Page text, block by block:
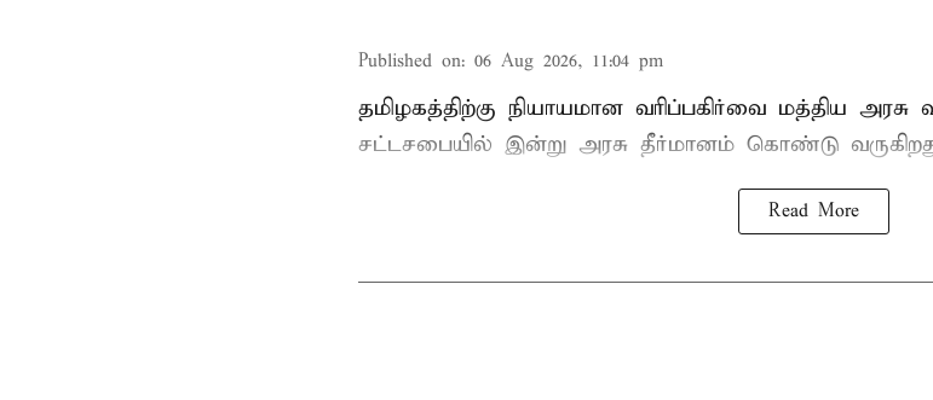
Published on: 06 Aug 2026, 11:04 pm
தமிழகத்திற்கு நியாயமான வரிப்பகிர்வை மத்திய
சட்டசபையில் இன்று அரசு தீர்மானம் கொண்டு
Read More